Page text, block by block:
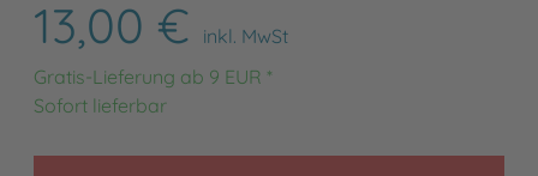
13,00 €
inkl. MwSt
Gratis-Lieferung ab 9 EUR *
Sofort lieferbar